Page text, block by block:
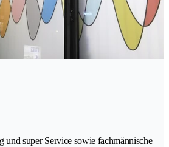
und super Service sowie fachmännische